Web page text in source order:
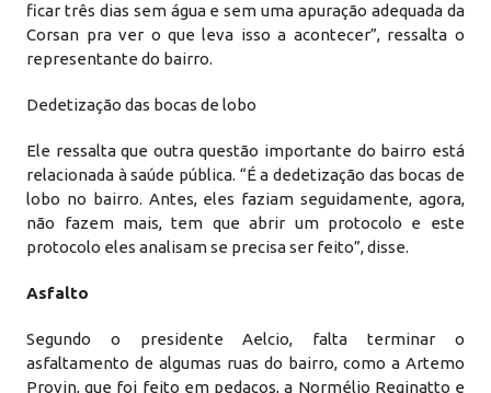
ficar três dias sem água e sem uma apuração adequada da
Corsan pra ver o que leva isso a acontecer”, ressalta o
representante do bairro.
Dedetização das bocas de lobo
Ele ressalta que outra questão importante do bairro está
relacionada à saúde pública. “É a dedetização das bocas de
lobo no bairro. Antes, eles faziam seguidamente, agora,
não fazem mais, tem que abrir um protocolo e este
protocolo eles analisam se precisa ser feito”, disse.
Asfalto
Segundo o presidente Aelcio, falta terminar o
asfaltamento de algumas ruas do bairro, como a Artemo
Provin, que foi feito em pedaços, a Normélio Reginatto e